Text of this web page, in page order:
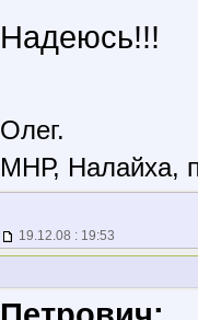
Надеюсь!!!
Олег.
МНР, Налайха,
19.12.08 : 19:53